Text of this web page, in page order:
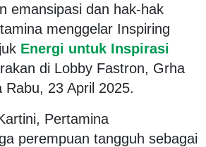
emansipasi dan hak-hak
menggelar Inspiring
Energi untuk Inspirasi
di Lobby Fastron, Grha
Rabu, 23 April 2025.
Pertamina
perempuan tangguh sebagai